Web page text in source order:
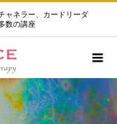
ャネラー、カードリーダ
数の講座